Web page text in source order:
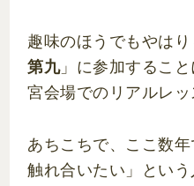
趣味のほうでもやはり
第九」に参加するこ
宮会場でのリアルレッ
あちこちで、ここ数
触れ合いたい」とい